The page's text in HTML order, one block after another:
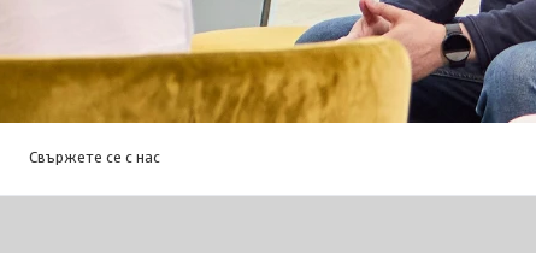
Свържете се с нас